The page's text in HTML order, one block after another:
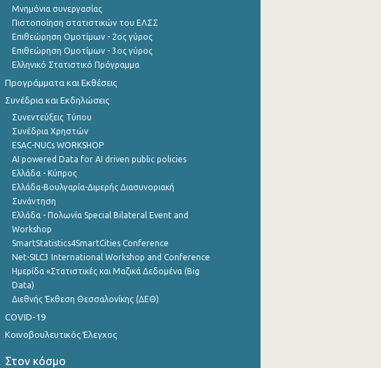
Μνημόνια συνεργασίας
Πιστοποίηση στατιστικών του ΕΛΣΣ
Επιθεώρηση Ομοτίμων - 2ος γύρος
Επιθεώρηση Ομοτίμων - 3ος γύρος
Ελληνικό Στατιστικό Πρόγραμμα
Προγράμματα και Εκθέσεις
Συνέδρια και Εκδηλώσεις
Συνεντεύξεις Τύπου
Συνέδρια Χρηστών
ESAC-NUCs WORKSHOP
AI powered Data for AI driven public policies
Ελλάδα - Κύπρος
Ελλάδα-Βουλγαρία-Διμερής Διασυνοριακή
Συνάντηση
Ελλάδα - Πολωνία Special Bilateral Event and
Workshop
SmartStatistics4SmartCities Conference
Net-SILC3 International Workshop and Conference
Ημερίδα «Στατιστικές και Μαζικά Δεδομένα (Big
Data)
Διεθνής Έκθεση Θεσσαλονίκης (ΔΕΘ)
COVID-19
Κοινοβουλευτικός Έλεγχος
Στον κόσμο